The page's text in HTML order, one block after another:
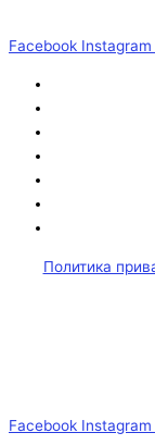
Facebook Instagram
Политика
Facebook Instagram